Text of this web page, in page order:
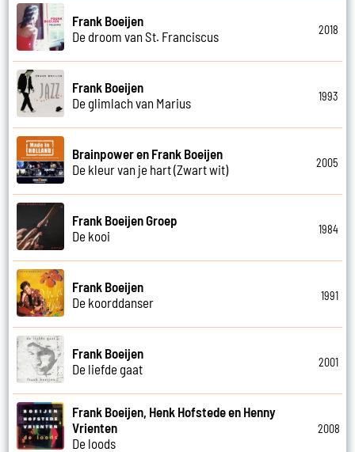
Frank Boeijen
De droom van St. Franciscus
2018
Frank Boeijen
De glimlach van Marius
1993
Brainpower en Frank Boeijen
De kleur van je hart (Zwart wit)
2005
Frank Boeijen Groep
De kooi
1984
Frank Boeijen
De koorddanser
1991
Frank Boeijen
De liefde gaat
2001
Frank Boeijen, Henk Hofstede en Henny
Vrienten
De loods
2008